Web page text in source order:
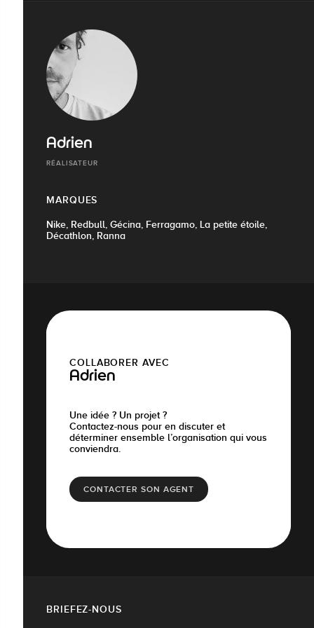
Adrien
RÉALISATEUR
MARQUES
Nike, Redbull, Gécina, Ferragamo, La petite étoile,
Décathlon, Ranna
COLLABORER AVEC
Adrien
Une idée ? Un projet ?
Contactez-nous pour en discuter et
déterminer ensemble l’organisation qui vous
conviendra.
CONTACTER SON AGENT
BRIEFEZ-NOUS